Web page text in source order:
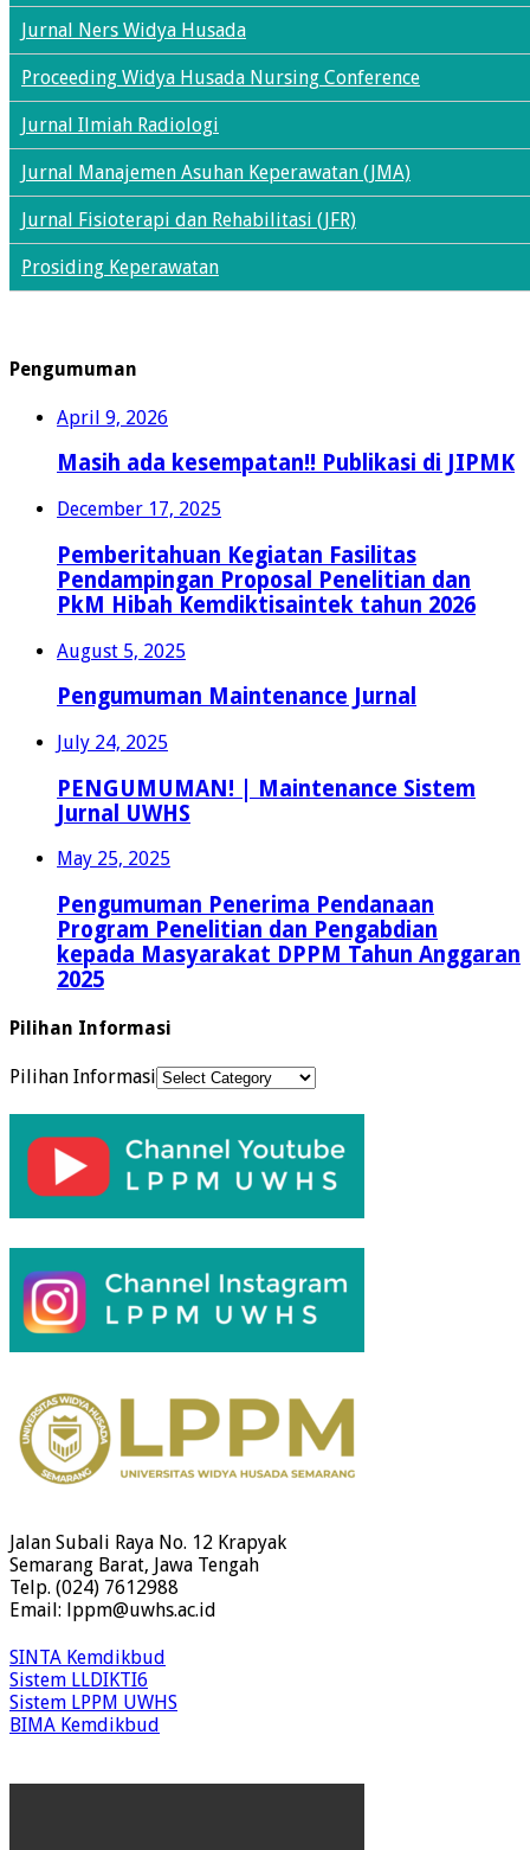
Jurnal Ners Widya Husada
Proceeding Widya Husada Nursing Conference
Jurnal Ilmiah Radiologi
Jurnal Manajemen Asuhan Keperawatan (JMA)
Jurnal Fisioterapi dan Rehabilitasi (JFR)
Prosiding Keperawatan
Pengumuman
April 9, 2026
Masih ada kesempatan!! Publikasi di JIPMK
December 17, 2025
Pemberitahuan Kegiatan Fasilitas
Pendampingan Proposal Penelitian dan
PkM Hibah Kemdiktisaintek tahun 2026
August 5, 2025
Pengumuman Maintenance Jurnal
July 24, 2025
PENGUMUMAN! | Maintenance Sistem
Jurnal UWHS
May 25, 2025
Pengumuman Penerima Pendanaan
Program Penelitian dan Pengabdian
kepada Masyarakat DPPM Tahun Anggaran
2025
Pilihan Informasi
Pilihan Informasi
Jalan Subali Raya No. 12 Krapyak
Semarang Barat, Jawa Tengah
Telp. (024) 7612988
Email: lppm@uwhs.ac.id
SINTA Kemdikbud
Sistem LLDIKTI6
Sistem LPPM UWHS
BIMA Kemdikbud